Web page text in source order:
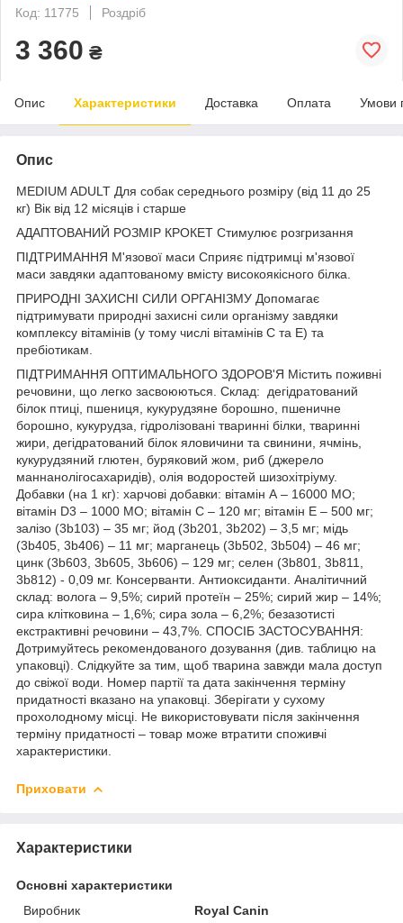
Код: 11775
Роздріб
3 360 ₴
Опис Характеристики Доставка Оплата Умови
Опис
MEDIUM ADULT Для собак середнього розміру (від 11 до 25
кг) Вік від 12 місяців і старше
АДАПТОВАНИЙ РОЗМІР КРОКЕТ Стимулює розгризання
ПІДТРИМАННЯ М'язової маси Сприяє підтримці м'язової
маси завдяки адаптованому вмісту високоякісного білка.
ПРИРОДНІ ЗАХИСНІ СИЛИ ОРГАНІЗМУ Допомагає
підтримувати природні захисні сили організму завдяки
комплексу вітамінів (у тому числі вітамінів С та Е) та
пребіотикам.
ПІДТРИМАННЯ ОПТИМАЛЬНОГО ЗДОРОВ'Я Містить поживні
речовини, що легко засвоюються. Склад: дегідратований
білок птиці, пшениця, кукурудзяне борошно, пшеничне
борошно, кукурудза, гідролізовані тваринні білки, тваринні
жири, дегідратований білок яловичини та свинини, ячмінь,
кукурудзяний глютен, буряковий жом, риб (джерело
маннанолігосахаридів), олія водоростей шизохітріуму.
Добавки (на 1 кг): харчові добавки: вітамін А – 16000 МО;
вітамін D3 – 1000 МО; вітамін С – 120 мг; вітамін Е – 500 мг;
залізо (3b103) – 35 мг; йод (3b201, 3b202) – 3,5 мг; мідь
(3b405, 3b406) – 11 мг; марганець (3b502, 3b504) – 46 мг;
цинк (3b603, 3b605, 3b606) – 129 мг; селен (3b801, 3b811,
3b812) - 0,09 мг. Консерванти. Антиоксиданти. Аналітичний
склад: волога – 9,5%; сирий протеїн – 25%; сирий жир – 14%;
сира клітковина – 1,6%; сира зола – 6,2%; безазотисті
екстрактивні речовини – 43,7%. СПОСІБ ЗАСТОСУВАННЯ:
Дотримуйтесь рекомендованого дозування (див. таблицю на
упаковці). Слідкуйте за тим, щоб тварина завжди мала доступ
до свіжої води. Номер партії та дата закінчення терміну
придатності вказано на упаковці. Зберігати у сухому
прохолодному місці. Не використовувати після закінчення
терміну придатності – товар може втратити споживчі
характеристики.
Приховати
Характеристики
Основні характеристики
Виробник
Royal Canin